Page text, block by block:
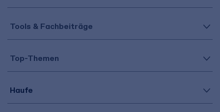
Tools & Fachbeiträge
Top-Themen
Haufe